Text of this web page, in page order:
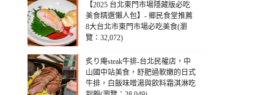
【2025 台北東門市場隱藏版必吃
美食精選懶人包】- 鄉民食堂推薦
8大台北市東門市場必吃美食(瀏
覽：32,072)
炙り庵steak牛排-台北民權店，中
山國中站美食，舒肥過軟嫩的日式
牛排，白飯味噌湯與飲料霜淇淋吃